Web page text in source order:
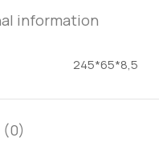
information
245*65*8,5
(0)